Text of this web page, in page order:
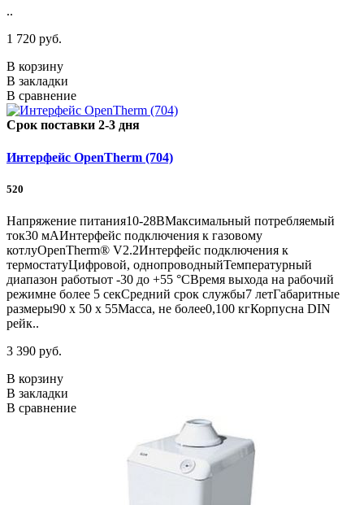
..
1 720 руб.
В корзину
В закладки
В сравнение
Срок поставки 2-3 дня
Интерфейс OpenTherm (704)
520
Напряжение питания10-28ВМаксимальный потребляемый
ток30 мАИнтерфейс подключения к газовому
котлуOpenTherm® V2.2Интерфейс подключения к
термостатуЦифровой, однопроводныйТемпературный
диапазон работыот -30 до +55 °СВремя выхода на рабочий
режимне более 5 секСредний срок службы7 летГабаритные
размеры90 х 50 х 55Масса, не более0,100 кгКорпусна DIN
рейк..
3 390 руб.
В корзину
В закладки
В сравнение